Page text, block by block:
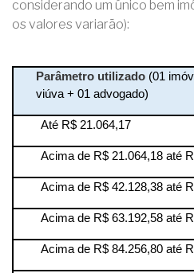
considerando um único bem
os valores variarão):
Parâmetro utilizado (01
viúva + 01 advogado)
Até R$ 21.064,17
Acima de R$ 21.064,18 até
Acima de R$ 42.128,38 até
Acima de R$ 63.192,58 até
Acima de R$ 84.256,80 até